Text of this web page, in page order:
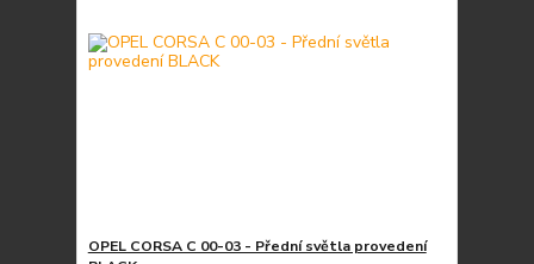
OPEL CORSA C 00-03 - Přední světla provedení